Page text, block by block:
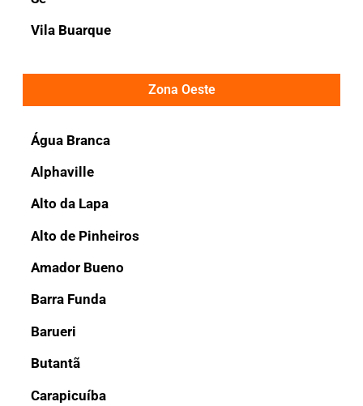
Vila Buarque
Zona Oeste
Água Branca
Alphaville
Alto da Lapa
Alto de Pinheiros
Amador Bueno
Barra Funda
Barueri
Butantã
Carapicuíba